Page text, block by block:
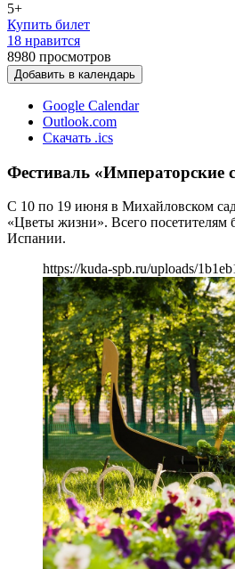
5+
Купить билет
18 нравится
8980 просмотров
Добавить в календарь
Google Calendar
Outlook.com
Скачать .ics
Фестиваль «Императорские
C 10 по 19 июня в Михайловском
«Цветы жизни». Всего посетителям
Испании.
https://kuda-spb.ru/uploads/